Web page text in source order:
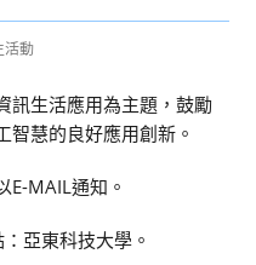
活動
訊生活應用為主題，鼓勵
智慧的良好應用創新。
MAIL通知。
亞東科技大學。